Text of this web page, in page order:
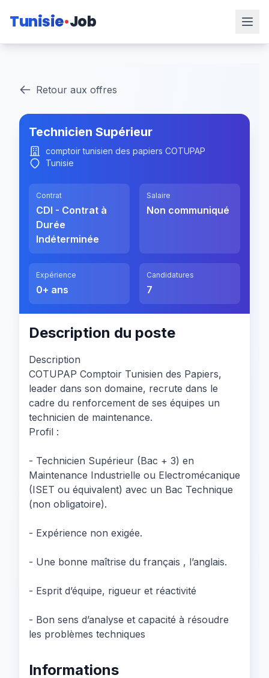
Tunisie Job
Retour aux offres
Technicien Supérieur
comptoir tunisien des papiers COTUPAP
Tunisie
Contrat
CDI - Contrat à
Durée
Indéterminée
Salaire
Non communiqué
Expérience
0+ ans
Candidatures
7
Description du poste
Description
COTUPAP Comptoir Tunisien des Papiers,
leader dans son domaine, recrute dans le
cadre du renforcement de ses équipes un
technicien de maintenance.
Profil :
- Technicien Supérieur (Bac + 3) en
Maintenance Industrielle ou Electromécanique
(ISET ou équivalent) avec un Bac Technique
(non obligatoire).
- Expérience non exigée.
- Une bonne maîtrise du français , l’anglais.
- Esprit d’équipe, rigueur et réactivité
- Bon sens d’analyse et capacité à résoudre
les problèmes techniques
Informations